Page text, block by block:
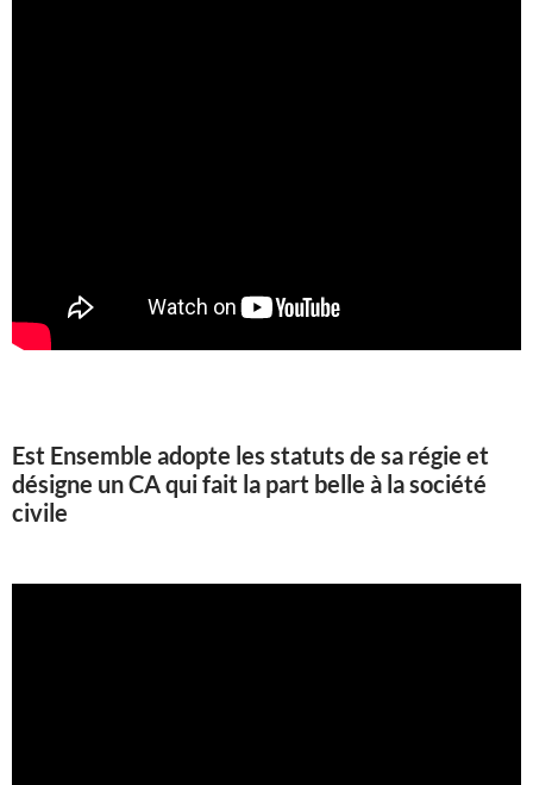
Est Ensemble adopte les statuts de sa régie et
désigne un CA qui fait la part belle à la société
civile